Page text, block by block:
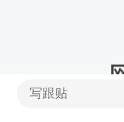
写跟贴